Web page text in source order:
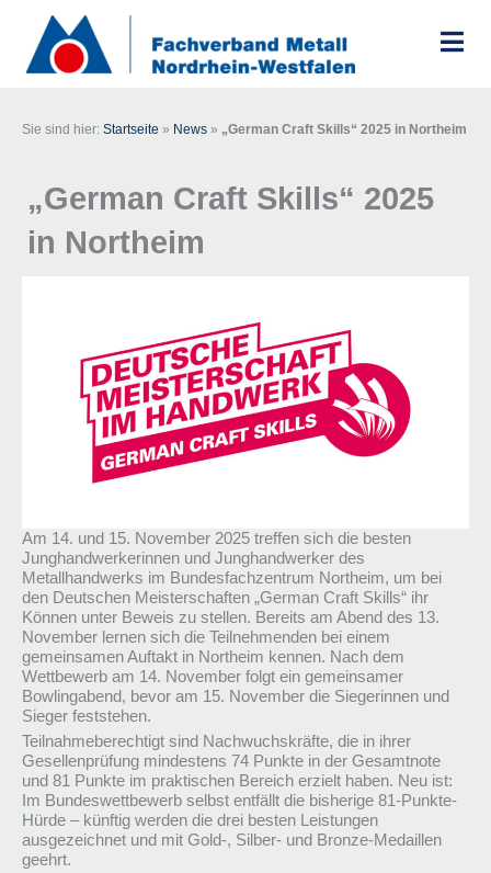
springen
Sie sind hier: Startseite » News » „German Craft Skills“ 2025 in Northeim
„German Craft Skills“ 2025
in Northeim
Am 14. und 15. November 2025 treffen sich die besten
Junghandwerkerinnen und Junghandwerker des
Metallhandwerks im Bundesfachzentrum Northeim, um bei
den Deutschen Meisterschaften „German Craft Skills“ ihr
Können unter Beweis zu stellen. Bereits am Abend des 13.
November lernen sich die Teilnehmenden bei einem
gemeinsamen Auftakt in Northeim kennen. Nach dem
Wettbewerb am 14. November folgt ein gemeinsamer
Bowlingabend, bevor am 15. November die Siegerinnen und
Sieger feststehen.
Teilnahmeberechtigt sind Nachwuchskräfte, die in ihrer
Gesellenprüfung mindestens 74 Punkte in der Gesamtnote
und 81 Punkte im praktischen Bereich erzielt haben. Neu ist:
Im Bundeswettbewerb selbst entfällt die bisherige 81-Punkte-
Hürde – künftig werden die drei besten Leistungen
ausgezeichnet und mit Gold-, Silber- und Bronze-Medaillen
geehrt.